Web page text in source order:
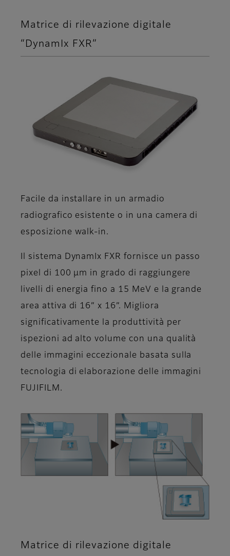
Matrice di rilevazione digitale
“DynamIx FXR”
Facile da installare in un armadio
radiografico esistente o in una camera di
esposizione walk-in.
Il sistema DynamIx FXR fornisce un passo
pixel di 100 μm in grado di raggiungere
livelli di energia fino a 15 MeV e la grande
area attiva di 16” x 16”. Migliora
significativamente la produttività per
ispezioni ad alto volume con una qualità
delle immagini eccezionale basata sulla
tecnologia di elaborazione delle immagini
FUJIFILM.
Matrice di rilevazione digitale